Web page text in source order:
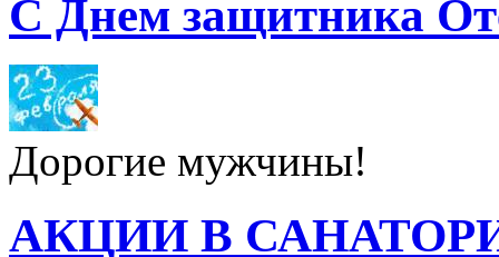
С Днем защитника
Дорогие мужчины!
АКЦИИ В